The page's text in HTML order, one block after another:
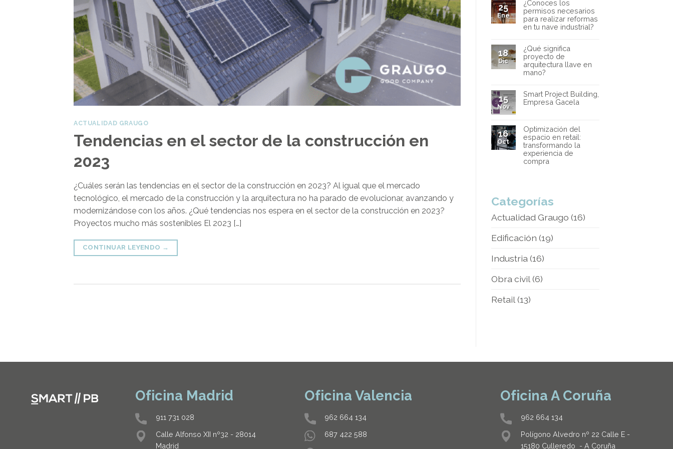
ACTUALIDAD GRAUGO
Tendencias en el sector de la construcción en
2023
¿Cuáles serán las tendencias en el sector de la construcción en 2023? Al igual que el mercado
tecnológico, el mercado de la construcción y la arquitectura no ha parado de evolucionar, avanzando y
modernizándose con los años. ¿Qué tendencias nos espera en el sector de la construcción en 2023?
Proyectos mucho más sostenibles El 2023 […]
CONTINUAR LEYENDO →
25
Ene
¿Conoces los
permisos necesarios
para realizar reformas
en tu nave industrial?
18
Dic
¿Qué significa
proyecto de
arquitectura llave en
mano?
15
Nov
Smart Project Building,
Empresa Gacela
16
Oct
Optimización del
espacio en retail:
transformando la
experiencia de
compra
Categorías
Actualidad Graugo (16)
Edificación (19)
Industria (16)
Obra civil (6)
Retail (13)
Oficina Madrid
911 731 028
Calle Alfonso XII nº32 - 28014
Madrid
Oficina Valencia
962 664 134
687 422 588
Oficina A Coruña
962 664 134
Polígono Alvedro nº 22 Calle E -
15180 Culleredo - A Coruña